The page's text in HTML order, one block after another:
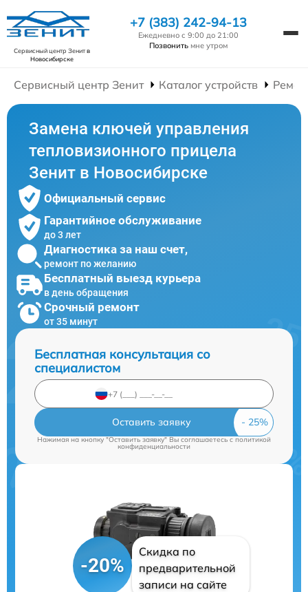
Сервисный центр Зенитв
Новосибирске
+7 (383) 242-94-13
Ежедневно с 9:00 до 21:00
Позвонить мне утром
Сервисный центр Зенит Каталог устройств
Замена ключей управления
тепловизионного прицела
Зенит в Новосибирске
Официальный сервис
Гарантийное обслуживание
до 3 лет
Диагностика за наш счет,
ремонт по желанию
Бесплатный выезд курьера
в день обращения
Срочный ремонт
от 35 минут
Бесплатная консультация со
специалистом
Оставить заявку
Нажимая на кнопку "Оставить заявку" Вы соглашаетесь cполитикой
конфиденциальности
-20%
Скидка по
предварительной
записи на сайте